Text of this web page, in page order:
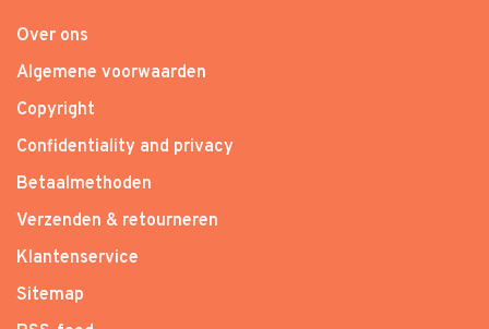
Over ons
Algemene voorwaarden
Copyright
Confidentiality and privacy
Betaalmethoden
Verzenden & retourneren
Klantenservice
Sitemap